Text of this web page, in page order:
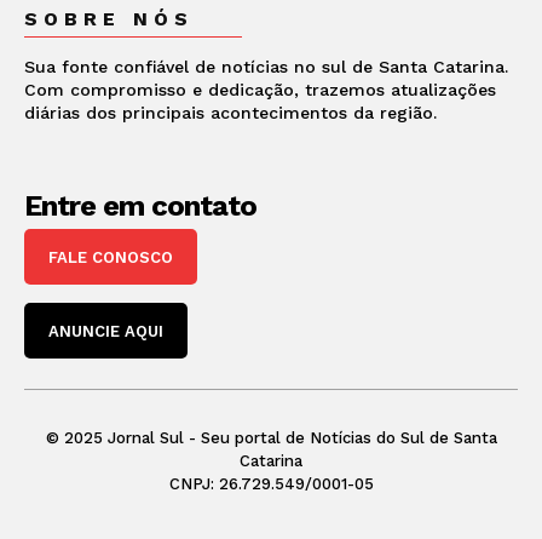
SOBRE NÓS
Sua fonte confiável de notícias no sul de Santa Catarina.
Com compromisso e dedicação, trazemos atualizações
diárias dos principais acontecimentos da região.
Entre em contato
FALE CONOSCO
ANUNCIE AQUI
© 2025 Jornal Sul - Seu portal de Notícias do Sul de Santa
Catarina
CNPJ: 26.729.549/0001-05